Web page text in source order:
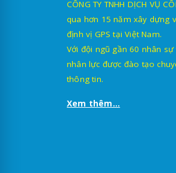
CÔNG TY TNHH DỊCH VỤ
qua hơn 15 năm xây dựng
định vị GPS tại Việt Nam.
Với đội ngũ gần 60 nhân
nhân lực được đào tạo
thông tin.
Xem thêm...